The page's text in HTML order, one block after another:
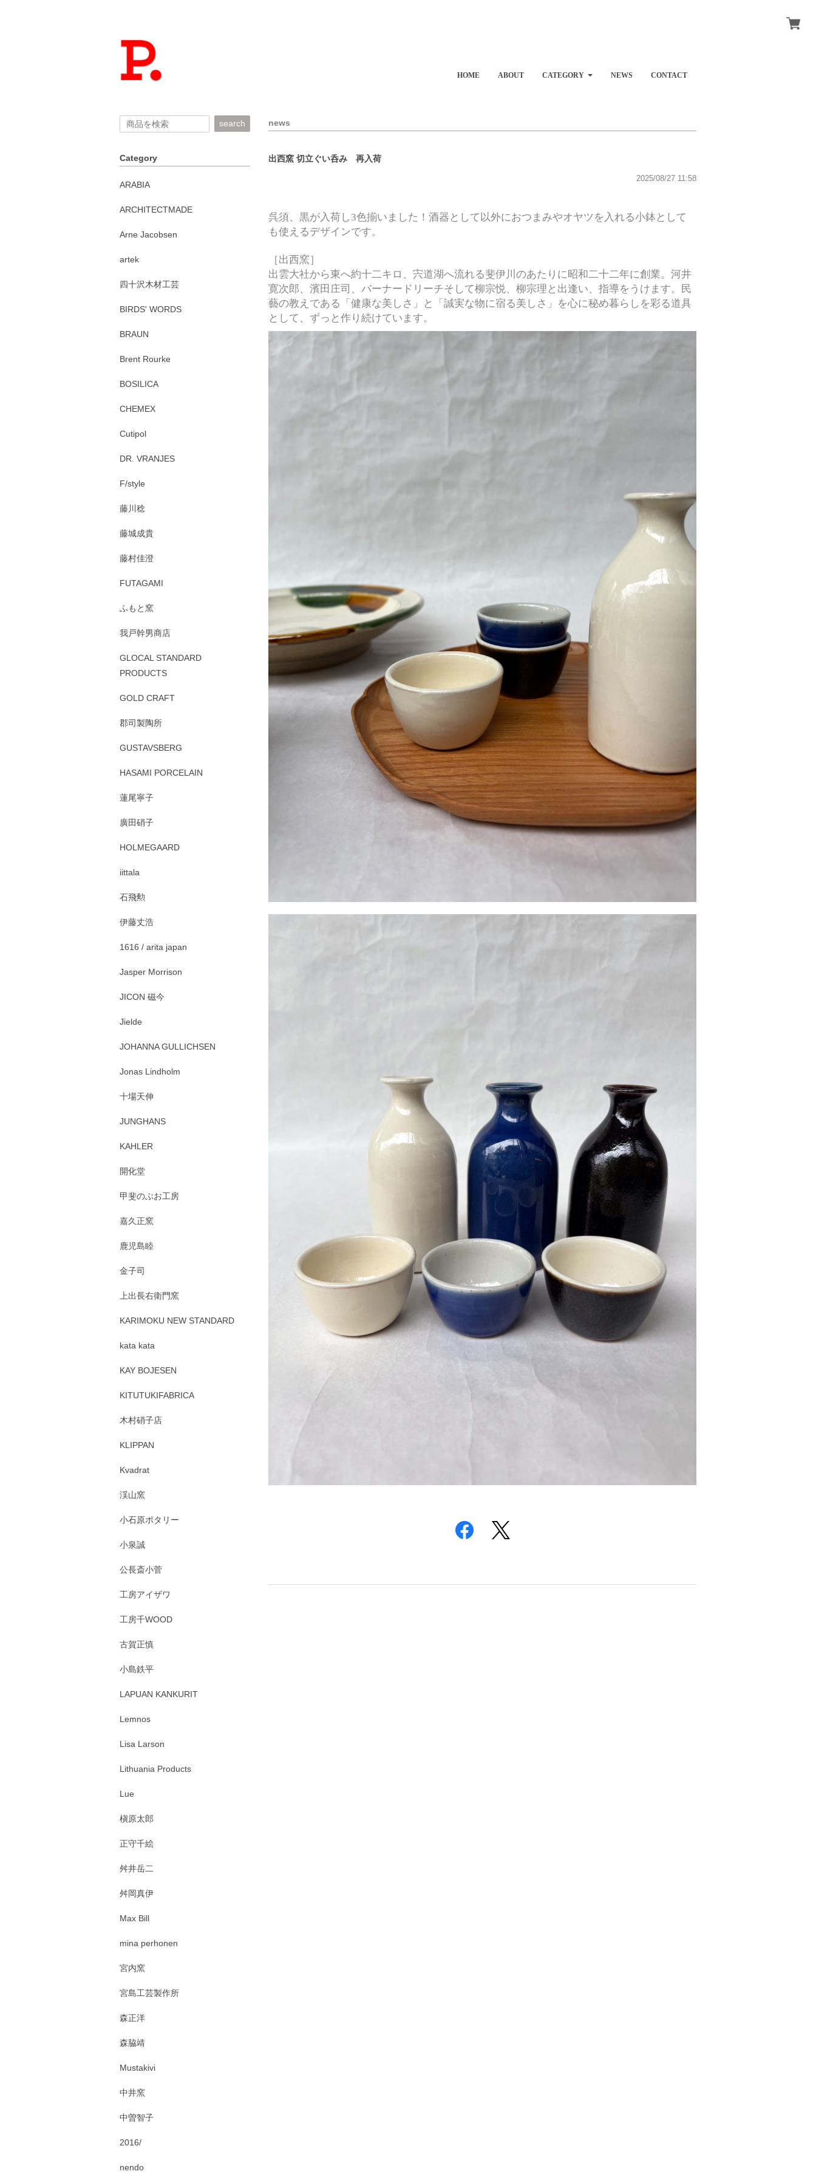
HOME ABOUT CATEGORY NEWS CONTACT
news
出西窯 切立ぐい呑み 再入荷
2025/08/27 11:58
呉須、黒が入荷し3色揃いました！酒器として以外におつまみやオヤツを入れる小鉢として
も使えるデザインです。
［出西窯］
出雲大社から東へ約十二キロ、宍道湖へ流れる斐伊川のあたりに昭和二十二年に創業。河井
寛次郎、濱田庄司、バーナードリーチそして柳宗悦、柳宗理と出逢い、指導をうけます。民
藝の教えである「健康な美しさ」と「誠実な物に宿る美しさ」を心に秘め暮らしを彩る道具
として、ずっと作り続けています。
search
Category
ARABIA
ARCHITECTMADE
Arne Jacobsen
artek
四十沢木材工芸
BIRDS' WORDS
BRAUN
Brent Rourke
BOSILICA
CHEMEX
Cutipol
DR. VRANJES
F/style
藤川稔
藤城成貴
藤村佳澄
FUTAGAMI
ふもと窯
我戸幹男商店
GLOCAL STANDARD
PRODUCTS
GOLD CRAFT
郡司製陶所
GUSTAVSBERG
HASAMI PORCELAIN
蓮尾寧子
廣田硝子
HOLMEGAARD
iittala
石飛勲
伊藤丈浩
1616 / arita japan
Jasper Morrison
JICON 磁今
Jielde
JOHANNA GULLICHSEN
Jonas Lindholm
十場天伸
JUNGHANS
KAHLER
開化堂
甲斐のぶお工房
嘉久正窯
鹿児島睦
金子司
上出長右衛門窯
KARIMOKU NEW STANDARD
kata kata
KAY BOJESEN
KITUTUKIFABRICA
木村硝子店
KLIPPAN
Kvadrat
渓山窯
小石原ポタリー
小泉誠
公長斎小菅
工房アイザワ
工房千WOOD
古賀正慎
小島鉄平
LAPUAN KANKURIT
Lemnos
Lisa Larson
Lithuania Products
Lue
槇原太郎
正守千絵
舛井岳二
舛岡真伊
Max Bill
mina perhonen
宮内窯
宮島工芸製作所
森正洋
森脇靖
Mustakivi
中井窯
中曽智子
2016/
nendo